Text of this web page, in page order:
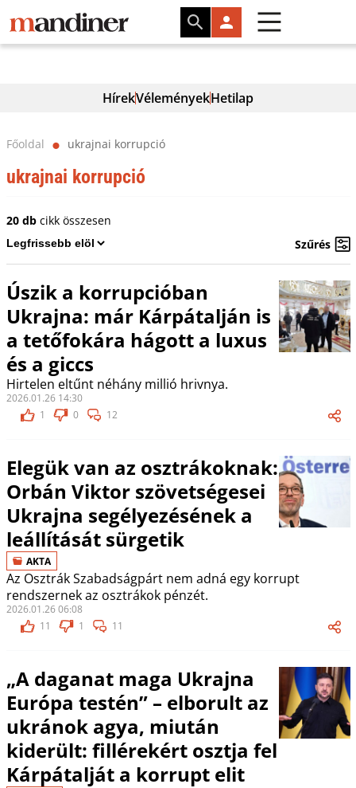
HírekVéleményekHetilap
Főoldal ⬤ ukrajnai korrupció
ukrajnai korrupció
20 dbcikk összesen
Szűrés
Úszik a korrupcióban
Ukrajna: már Kárpátalján is
a tetőfokára hágott a luxus
és a giccs
Hirtelen eltűnt néhány millió hrivnya.
2026.01.26 14:30
1
0 12
Elegük van az osztrákoknak:
Orbán Viktor szövetségesei
Ukrajna segélyezésének a
leállítását sürgetik
AKTA
Az Osztrák Szabadságpárt nem adná egy korrupt
rendszernek az osztrákok pénzét.
2026.01.26 06:08
11
1 11
„A daganat maga Ukrajna
Európa testén” – elborult az
ukránok agya, miután
kiderült: fillérekért osztja fel
Kárpátalját a korrupt elit